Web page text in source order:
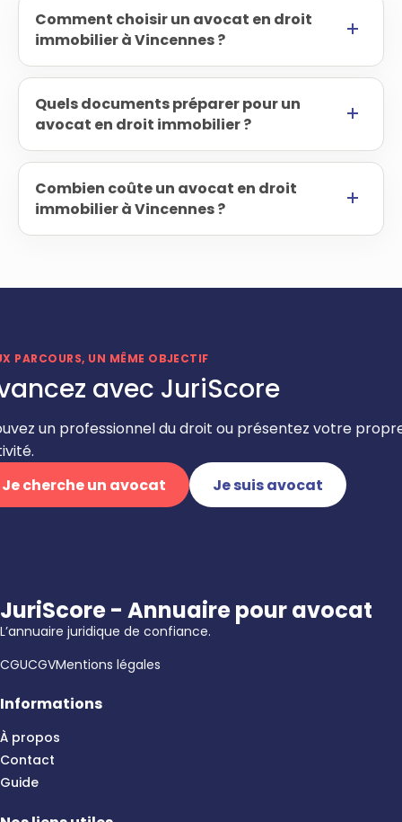
Comment choisir un avocat en droit
immobilier à Vincennes ?
Quels documents préparer pour un
avocat en droit immobilier ?
Combien coûte un avocat en droit
immobilier à Vincennes ?
PARCOURS, UN MÊME OBJECTIF
avec JuriScore
un professionnel du droit ou présentez votre
Je cherche un avocat
Je suis avocat
JuriScore - Annuaire pour avocat
L’annuaire juridique de confiance.
CGUCGVMentions légales
Informations
À propos
Contact
Guide